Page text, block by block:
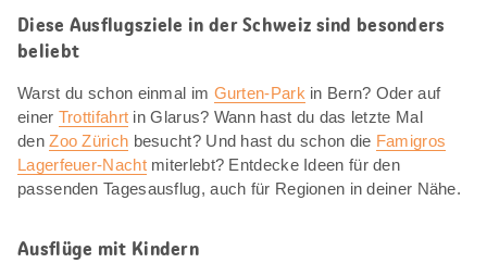
Diese Ausflugsziele in der Schweiz sind besonders
beliebt
Warst du schon einmal im Gurten-Park in Bern? Oder auf
einer Trottifahrt in Glarus? Wann hast du das letzte Mal
denZoo Zürich besucht? Und hast du schon die Famigros
Lagerfeuer-Nachtmiterlebt? Entdecke Ideen für den
passenden Tagesausflug, auch für Regionen in deiner Nähe.
Ausflüge mit Kindern